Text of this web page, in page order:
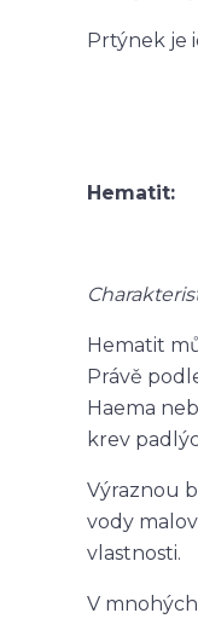
Prtýnek je
Hematit:
Hematit
Právě
Haema
krev
Výraznou
vody
vlastnosti.
V